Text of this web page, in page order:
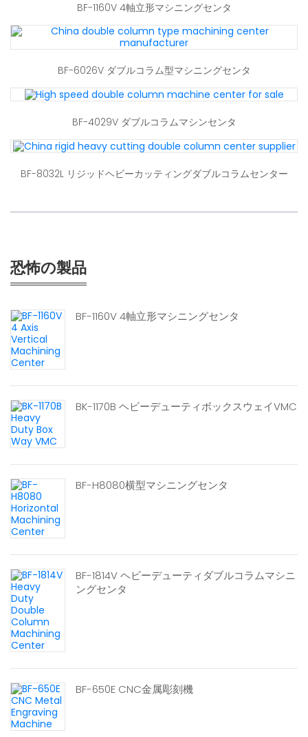
BF-1160V 4軸立形マシニングセンタ
BF-6026V ダブルコラム型マシニングセンタ
BF-4029V ダブルコラムマシンセンタ
BF-8032L リジッドヘビーカッティングダブルコラムセンター
恐怖の製品
BF-1160V 4軸立形マシニングセンタ
BK-1170B ヘビーデューティボックスウェイVMC
BF-H8080横型マシニングセンタ
BF-1814V ヘビーデューティダブルコラムマシニ
ングセンタ
BF-650E CNC金属彫刻機